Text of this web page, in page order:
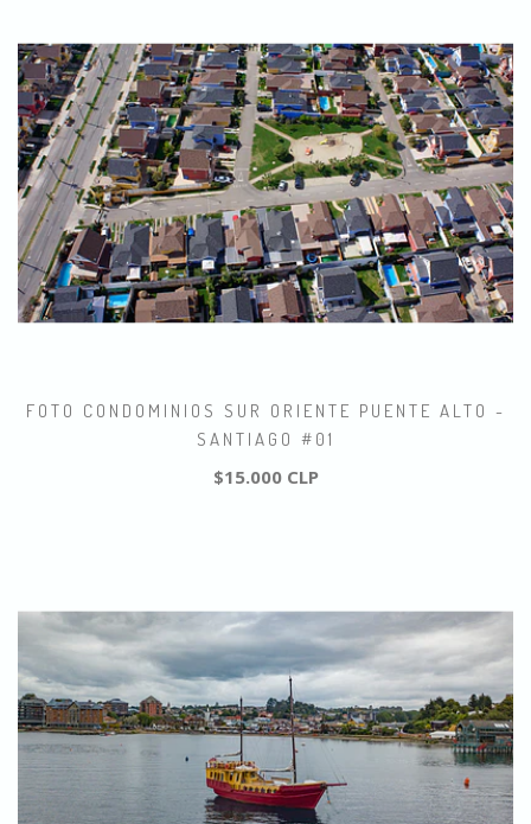
FOTO CONDOMINIOS SUR ORIENTE PUENTE ALTO -
SANTIAGO #01
$15.000 CLP